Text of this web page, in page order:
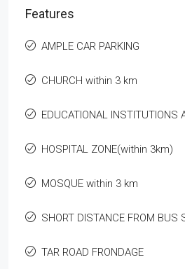
Features
AMPLE CAR PARKING
CHURCH within 3 km
EDUCATIONAL INSTITUTIONS
HOSPITAL ZONE(within 3km)
MOSQUE within 3 km
SHORT DISTANCE FROM BUS
TAR ROAD FRONDAGE